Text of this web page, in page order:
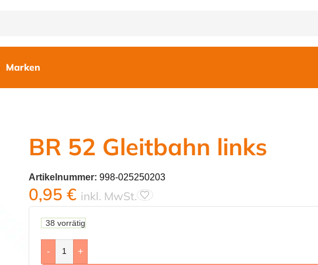
Marken
BR 52 Gleitbahn links
Artikelnummer: 998-025250203
0,95 € inkl. MwSt.
38 vorrätig
- +